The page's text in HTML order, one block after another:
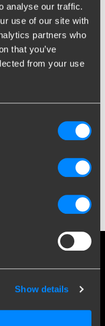
analyse our traffic.
use of our site with
partners who
that you’ve
from your use
Show details
Vi har udviklet
med faste,